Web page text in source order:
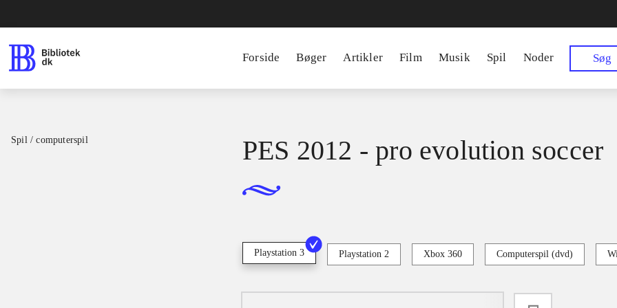
Forside Bøger Artikler Film Musik Spil Noder Søg
Spil / computerspil PES 2012 - pro evolution soccer
Playstation 3 Playstation 2 Xbox 360 Computerspil (dvd)